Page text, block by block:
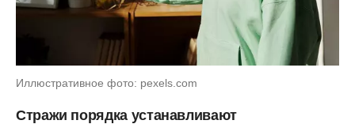
Иллюстративное фото: pexels.com
Стражи порядка устанавливают